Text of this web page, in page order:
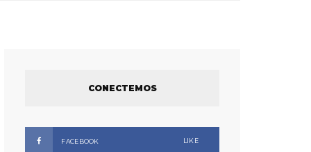
CONECTEMOS
FACEBOOK LIKE